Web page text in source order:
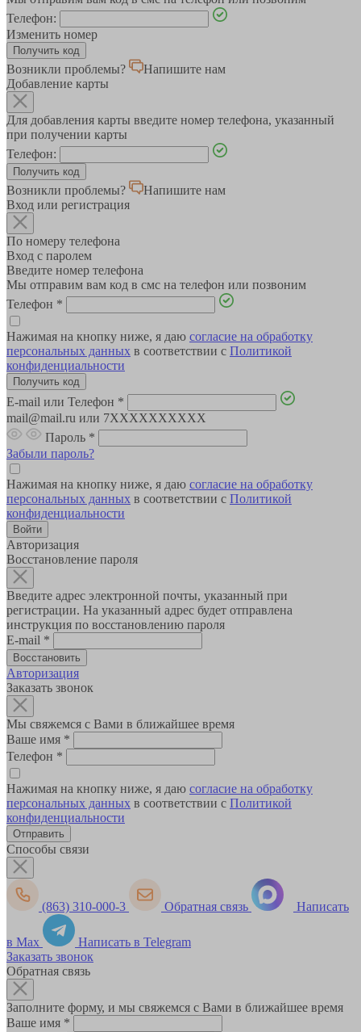
Телефон:
Изменить номер
Возникли проблемы?
Напишите нам
Добавление карты
Для добавления карты введите номер телефона, указанный
при получении карты
Телефон:
Возникли проблемы?
Напишите нам
Вход или регистрация
По номеру телефона
Вход с паролем
Введите номер телефона
Мы отправим вам код в смс на телефон или позвоним
Телефон *
Нажимая на кнопку ниже, я даю согласие на обработку
персональных данных в соответствии с Политикой
конфиденциальности
E-mail или Телефон *
mail@mail.ru или 7XXXXXXXXXX
Пароль *
Забыли пароль?
Нажимая на кнопку ниже, я даю согласие на обработку
персональных данных в соответствии с Политикой
конфиденциальности
Авторизация
Восстановление пароля
Введите адрес электронной почты, указанный при
регистрации. На указанный адрес будет отправлена
инструкция по восстановлению пароля
E-mail *
Авторизация
Заказать звонок
Мы свяжемся с Вами в ближайшее время
Ваше имя *
Телефон *
Нажимая на кнопку ниже, я даю согласие на обработку
персональных данных в соответствии с Политикой
конфиденциальности
Способы связи
(863) 310-000-3 Обратная связь Написать
в Max
Написать в Telegram
Заказать звонок
Обратная связь
Заполните форму, и мы свяжемся с Вами в ближайшее время
Ваше имя *